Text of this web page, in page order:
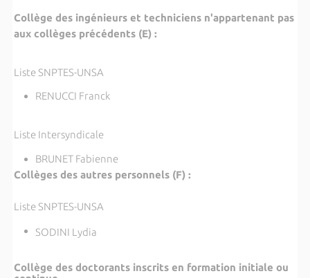
Collège des ingénieurs et techniciens n'appartenant pas
aux collèges précédents (E) :
Liste SNPTES-UNSA
RENUCCI Franck
Liste Intersyndicale
BRUNET Fabienne
Collèges des autres personnels (F) :
Liste SNPTES-UNSA
SODINI Lydia
Collège des doctorants inscrits en formation initiale ou